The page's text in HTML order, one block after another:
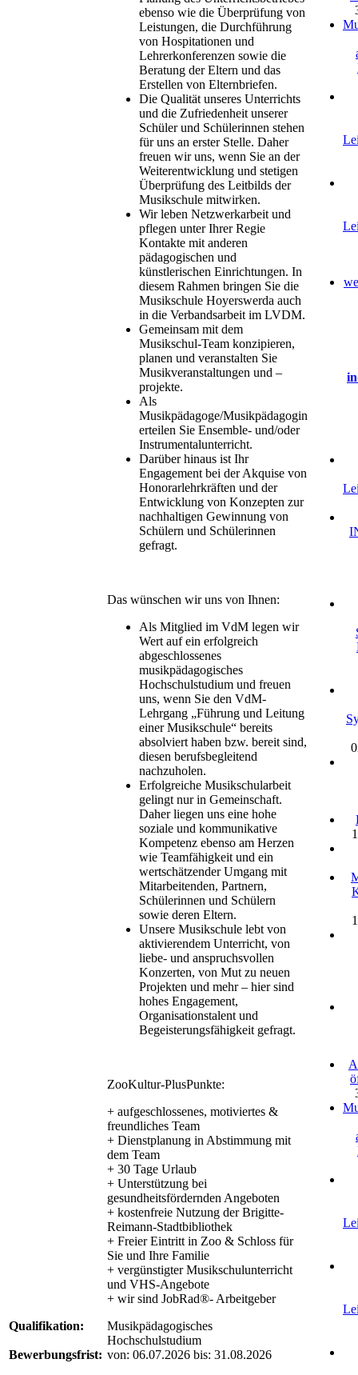
ebenso wie die Überprüfung von
Leistungen, die Durchführung
von Hospitationen und
Lehrerkonferenzen sowie die
Beratung der Eltern und das
Erstellen von Elternbriefen.
Die Qualität unseres Unterrichts
und die Zufriedenheit unserer
Schüler und Schülerinnen stehen
für uns an erster Stelle. Daher
freuen wir uns, wenn Sie an der
Weiterentwicklung und stetigen
Überprüfung des Leitbilds der
Musikschule mitwirken.
Wir leben Netzwerkarbeit und
pflegen unter Ihrer Regie
Kontakte mit anderen
pädagogischen und
künstlerischen Einrichtungen. In
diesem Rahmen bringen Sie die
Musikschule Hoyerswerda auch
in die Verbandsarbeit im LVDM.
Gemeinsam mit dem
Musikschul-Team konzipieren,
planen und veranstalten Sie
Musikveranstaltungen und –
projekte.
Als
Musikpädagoge/Musikpädagogin
erteilen Sie Ensemble- und/oder
Instrumentalunterricht.
Darüber hinaus ist Ihr
Engagement bei der Akquise von
Honorarlehrkräften und der
Entwicklung von Konzepten zur
nachhaltigen Gewinnung von
Schülern und Schülerinnen
gefragt.
Das wünschen wir uns von Ihnen:
Als Mitglied im VdM legen wir
Wert auf ein erfolgreich
abgeschlossenes
musikpädagogisches
Hochschulstudium und freuen
uns, wenn Sie den VdM-
Lehrgang „Führung und Leitung
einer Musikschule“ bereits
absolviert haben bzw. bereit sind,
diesen berufsbegleitend
nachzuholen.
Erfolgreiche Musikschularbeit
gelingt nur in Gemeinschaft.
Daher liegen uns eine hohe
soziale und kommunikative
Kompetenz ebenso am Herzen
wie Teamfähigkeit und ein
wertschätzender Umgang mit
Mitarbeitenden, Partnern,
Schülerinnen und Schülern
sowie deren Eltern.
Unsere Musikschule lebt von
aktivierendem Unterricht, von
liebe- und anspruchsvollen
Konzerten, von Mut zu neuen
Projekten und mehr – hier sind
hohes Engagement,
Organisationstalent und
Begeisterungsfähigkeit gefragt.
ZooKultur-PlusPunkte:
+ aufgeschlossenes, motiviertes &
freundliches Team
+ Dienstplanung in Abstimmung mit
dem Team
+ 30 Tage Urlaub
+ Unterstützung bei
gesundheitsfördernden Angeboten
+ kostenfreie Nutzung der Brigitte-
Reimann-Stadtbibliothek
+ Freier Eintritt in Zoo & Schloss für
Sie und Ihre Familie
+ vergünstigter Musikschulunterricht
und VHS-Angebote
+ wir sind JobRad®- Arbeitgeber
Qualifikation:
Musikpädagogisches
Hochschulstudium
Bewerbungsfrist: von: 06.07.2026 bis: 31.08.2026